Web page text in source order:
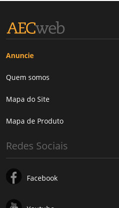
Anuncie
Quem somos
Mapa do Site
Mapa de Produto
Redes Sociais
Facebook